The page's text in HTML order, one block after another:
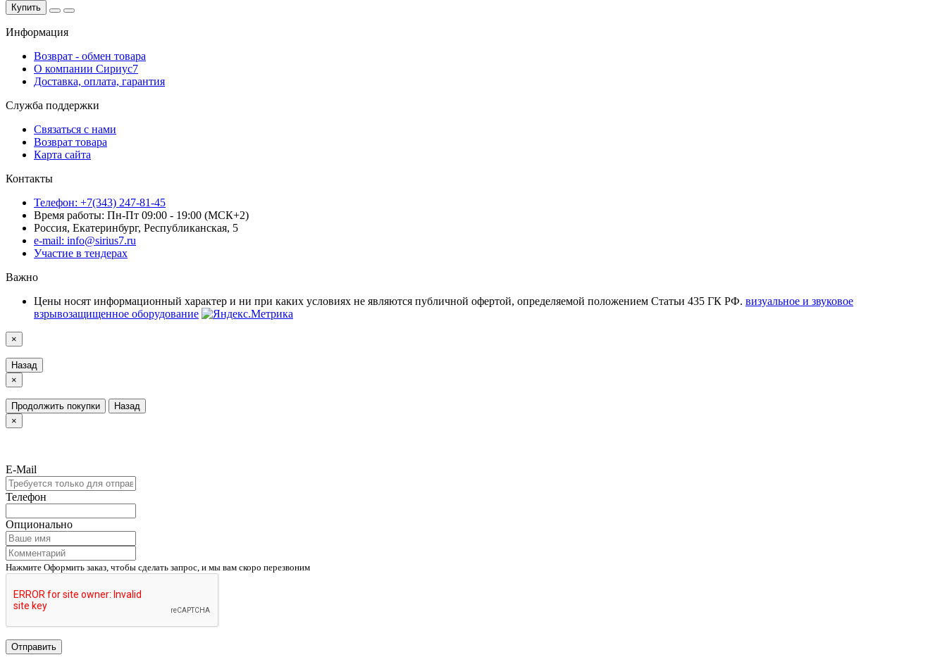
Купить
Информация
Возврат - обмен товара
О компании Сириус7
Доставка, оплата, гарантия
Служба поддержки
Связаться с нами
Возврат товара
Карта сайта
Контакты
Телефон: +7(343) 247-81-45
Время работы: Пн-Пт 09:00 - 19:00 (МСК+2)
Россия, Екатеринбург, Республиканская, 5
e-mail: info@sirius7.ru
Участие в тендерах
Важно
Цены носят информационный характер и ни при каких условиях не являются публичной офертой, определяемой положением Статьи 435 ГК РФ. визуальное и звуковое
взрывозащищенное оборудование
×
Назад
×
Продолжить покупки
Назад
×
E-Mail
Телефон
Опционально
Нажмите Оформить заказ, чтобы сделать запрос, и мы вам скоро перезвоним
Отправить